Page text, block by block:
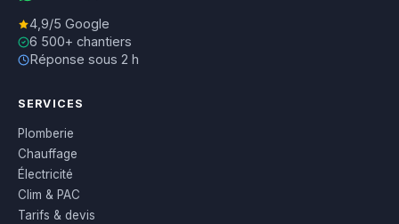
4,9/5 Google
6 500+ chantiers
Réponse sous 2 h
SERVICES
Plomberie
Chauffage
Électricité
Clim & PAC
Tarifs & devis